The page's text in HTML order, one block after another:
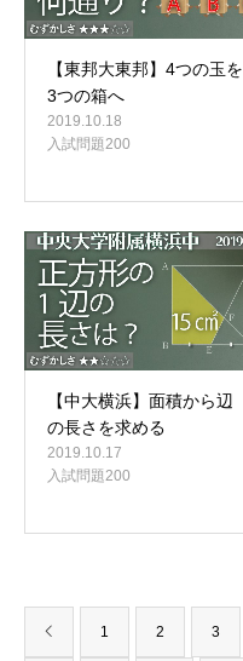
【東邦大東邦】4つの玉を
3つの箱へ
2019.10.18
入試問題200
【中大横浜】面積から辺
の長さを求める
2019.10.17
入試問題200
1 2 3